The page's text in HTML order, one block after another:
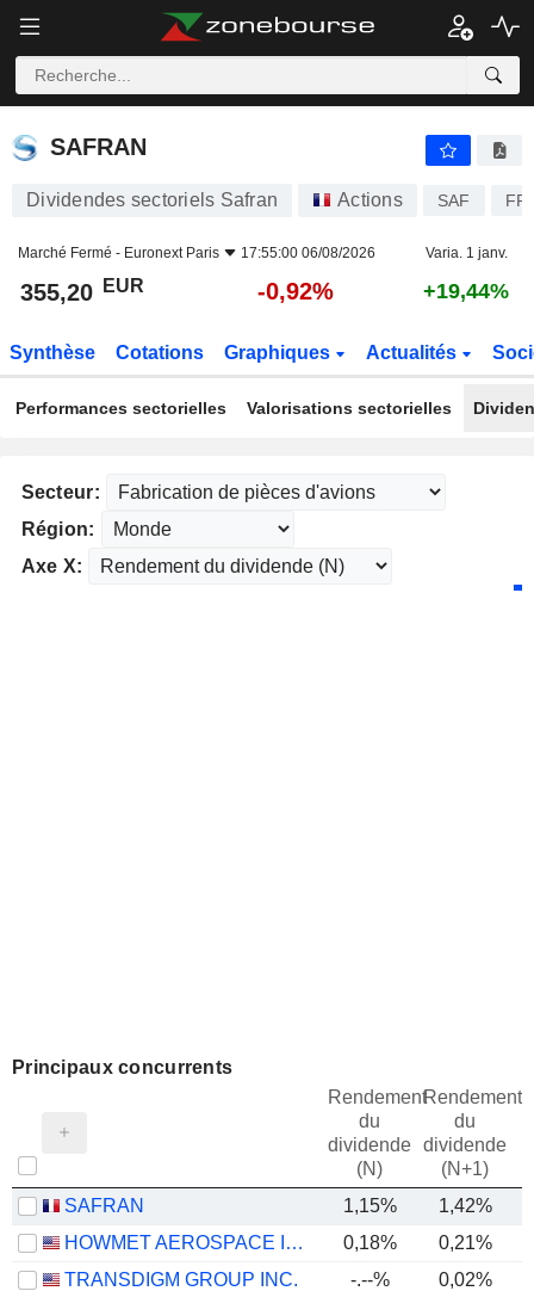
SAFRAN
SAFRAN
Dividendes sectoriels Safran Actions SAF
Marché Fermé - Euronext Paris 17:55:00 06/08/2026 Varia. 1 janv.
355,20 EUR -0,92% +19,44%
Synthèse Cotations Graphiques Actualités
Performances sectorielles Valorisations sectorielles
Secteur:
Région:
Axe X:
Principaux concurrents
Rendement
du
dividende
(N)
Rendement
du
dividende
(N+1)
SAFRAN 1,15% 1,42%
HOWMET AEROSPACE INC.
0,18% 0,21%
TRANSDIGM GROUP INC.
-.--% 0,02%